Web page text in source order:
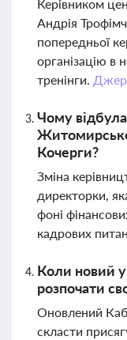
Керівником
Андрія
попередньої
організацію в
тренінги.
Чому
Кочерги?
Зміна
директорки,
фоні
кадрових
Коли новий
розпочати
Оновлений
скласти